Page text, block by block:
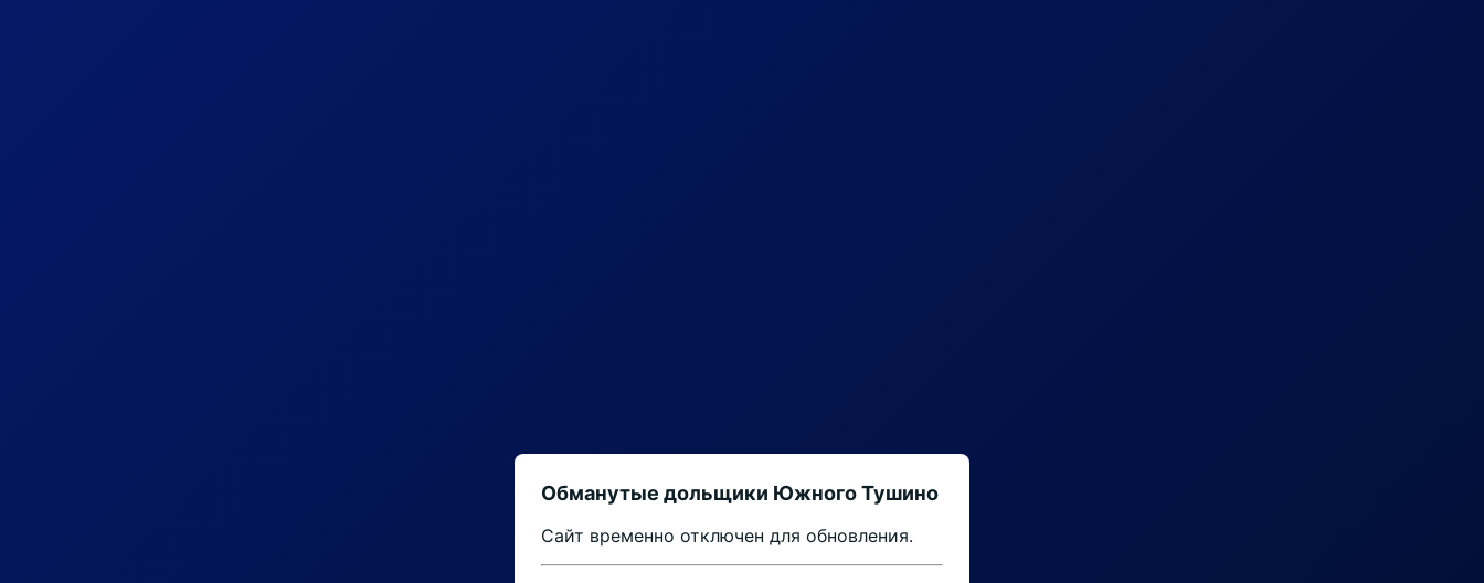
Обманутые дольщики Южного Тушино
Сайт временно отключен для обновления.